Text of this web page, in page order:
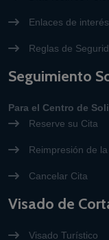
Enlaces de interés
Reglas de
Seguimiento
Para el Centro de
Reserve su Cita
Reimpresión de
Cancelar Cita
Visado de
Visado Turístico